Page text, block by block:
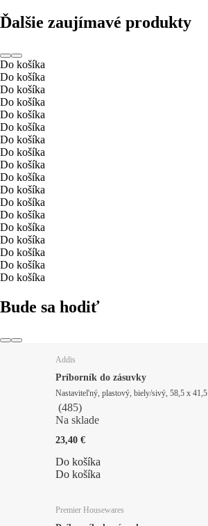
Ďalšie zaujímavé produkty
Do košíka
Do košíka
Do košíka
Do košíka
Do košíka
Do košíka
Do košíka
Do košíka
Do košíka
Do košíka
Do košíka
Do košíka
Do košíka
Do košíka
Do košíka
Do košíka
Do košíka
Do košíka
Bude sa hodiť
Addis
Príborník do zásuvky
Nastaviteľný, plastový, biely/sivý, 58,5 x
(485)
Na sklade
23,40 €
Do košíka
Do košíka
Premier Housewares